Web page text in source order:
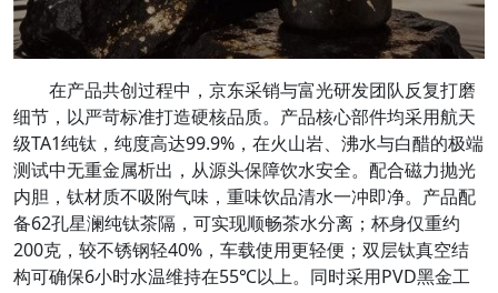
在产品共创过程中，京东采销与富光研发团队反复打磨
细节，以严苛标准打造硬核品质。产品核心部件均采用航天
级TA1纯钛，纯度高达99.9%，在火山岩、沸水与白醋的极端
测试中无重金属析出，从源头保障饮水安全。配合磁力抛光
内胆，钛材质不吸附气味，重味饮品清水一冲即净。产品配
备62孔星澜纯钛茶隔，可实现顺畅茶水分离；杯身仅重约
200克，较不锈钢轻40%，车载使用更轻便；双层钛真空结
构可确保6小时水温维持在55℃以上。同时采用PVD黑金工